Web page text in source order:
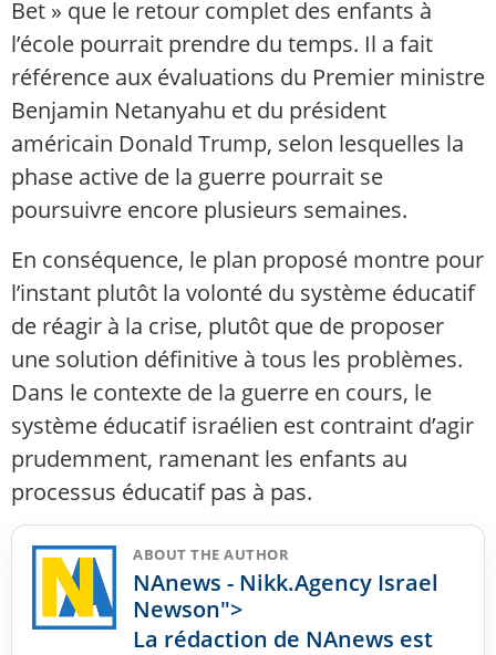
Bet » que le retour complet des enfants à
l’école pourrait prendre du temps. Il a fait
référence aux évaluations du Premier ministre
Benjamin Netanyahu et du président
américain Donald Trump, selon lesquelles la
phase active de la guerre pourrait se
poursuivre encore plusieurs semaines.
En conséquence, le plan proposé montre pour
l’instant plutôt la volonté du système éducatif
de réagir à la crise, plutôt que de proposer
une solution définitive à tous les problèmes.
Dans le contexte de la guerre en cours, le
système éducatif israélien est contraint d’agir
prudemment, ramenant les enfants au
processus éducatif pas à pas.
ABOUT THE AUTHOR
NAnews - Nikk.Agency Israel
Newson">
La rédaction de NAnews est